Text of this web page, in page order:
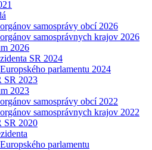
samosprávy obcí 2026
samosprávnych krajov 2026
2026
SR 2024
parlamentu 2024
2023
2023
samosprávy obcí 2022
samosprávnych krajov 2022
2020
parlamentu